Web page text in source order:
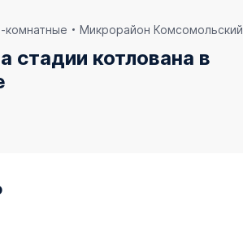
комнатные Микрорайон Комсомольский
стадии котлована в